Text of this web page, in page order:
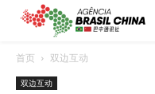
首页 双边互动
双边互动